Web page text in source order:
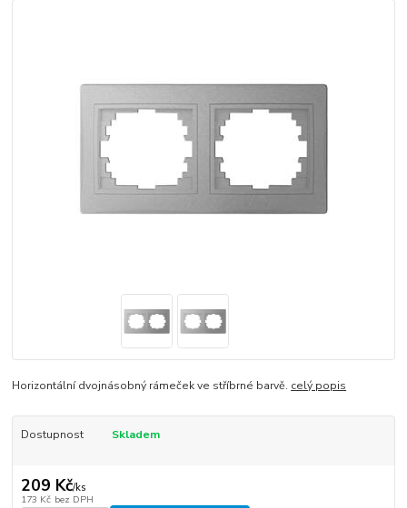
Horizontální dvojnásobný rámeček ve stříbrné barvě. celý popis
Dostupnost Skladem
209 Kč/ks
173 Kč bez DPH